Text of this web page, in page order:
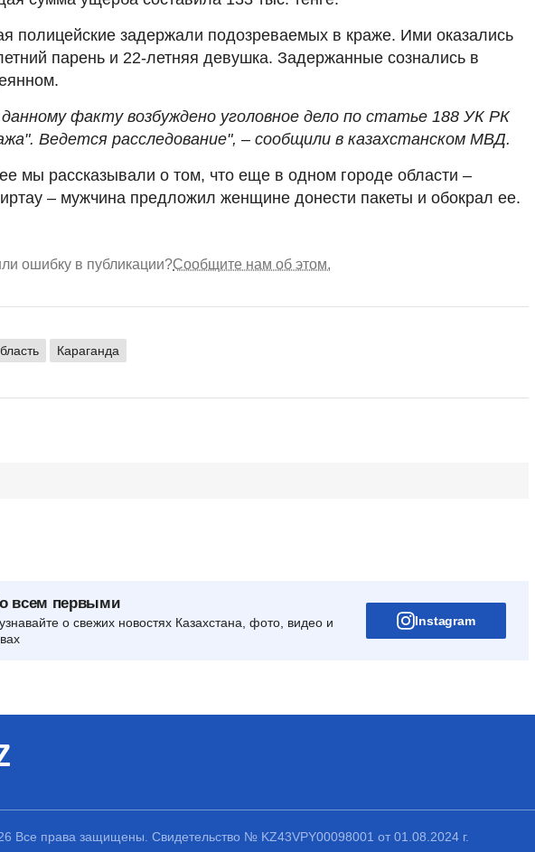
полицейские задержали подозреваемых в краже. Ими оказались
парень и 22-летняя девушка. Задержанные сознались в
факту возбуждено уголовное дело по статье 188 УК РК
Ведется расследование", – сообщили в казахстанском МВД.
мы рассказывали о том, что еще в одном городе области –
– мужчина предложил женщине донести пакеты и обокрал ее.
ошибку в публикации?Сообщите нам об этом.
Караганда
всем первыми
о свежих новостях Казахстана, фото, видео и
Instagram
Все права защищены. Свидетельство № KZ43VPY00098001 от 01.08.2024 г.